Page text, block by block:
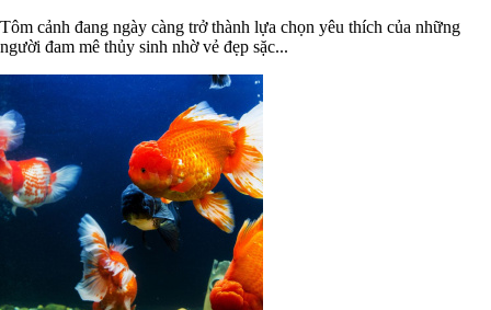
Tôm cảnh đang ngày càng trở thành lựa chọn yêu thích của những
người đam mê thủy sinh nhờ vẻ đẹp sặc...